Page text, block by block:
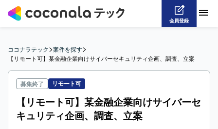
会員登録
ココナラテック>案件を探す>
【リモート可】某金融企業向けサイバーセキュリティ企画、調査、立案
募集終了 リモート可
【リモート可】某金融企業向けサイバーセ
キュリティ企画、調査、立案